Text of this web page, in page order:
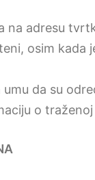
na adresu
osim kada
da su
o